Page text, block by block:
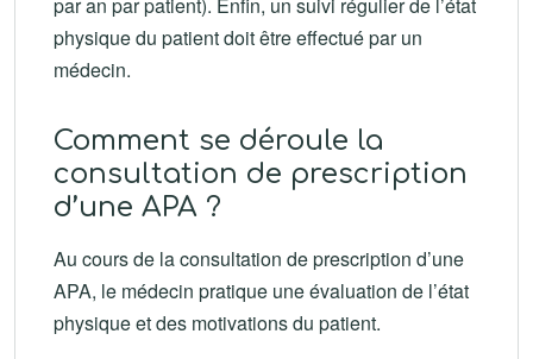
physique du patient doit être effectué par un
médecin.
Comment se déroule la
consultation de prescription
d’une APA ?
Au cours de la consultation de prescription d’une
APA, le médecin pratique une évaluation de l’état
physique et des motivations du patient.